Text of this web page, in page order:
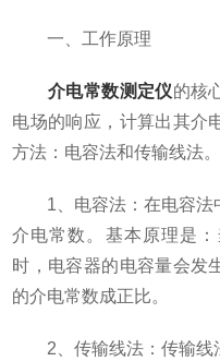
一、工作原理
介电常数测定仪的核
电场的响应，计算出其介
方法：电容法和传输线法。
1、电容法：在电容法
介电常数。基本原理是
时，电容器的电容量会发
的介电常数成正比。
2、传输线法：传输线